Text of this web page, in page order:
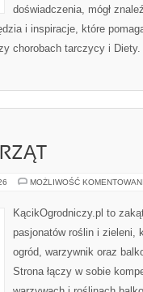
doświadczenia, mógł
i inspiracje, które
chorobach tarczycy i
MOŻLIWOŚĆ
KącikOgrodniczy.pl to
pasjonatów roślin i zieleni,
ogród, warzywnik oraz
Strona łączy w sobie